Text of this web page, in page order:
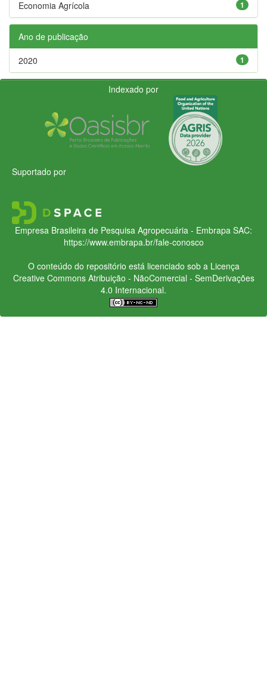
1
Economia Agrícola
Ano de publicação
1
2020
Indexado por
Suportado por
Empresa Brasileira de Pesquisa Agropecuária - Embrapa SAC:
https://www.embrapa.br/fale-conosco
O conteúdo do repositório está licenciado sob a Licença
Creative CommonsAtribuição - NãoComercial - SemDerivações
4.0 Internacional.